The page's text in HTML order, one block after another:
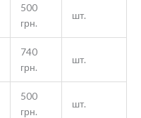
500
грн.
шт.
740
грн.
шт.
500
грн.
шт.